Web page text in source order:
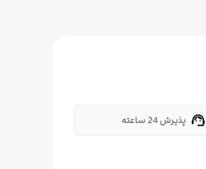
support_agent پذیرش 24 ساعته